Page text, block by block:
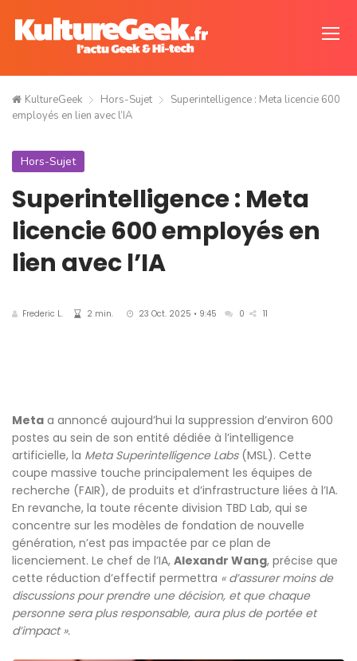
KultureGeek Hors-Sujet
Superintelligence : Meta licencie 600
employés en lien avec l’IA
Hors-Sujet
Superintelligence : Meta
licencie 600 employés en
lien avec l’IA
Frederic L. 2 min. 23 Oct. 2025 • 9:45 0 11
Meta a annoncé aujourd’hui la suppression d’environ 600
postes au sein de son entité dédiée à l’intelligence
artificielle, la Meta Superintelligence Labs(MSL). Cette
coupe massive touche principalement les équipes de
recherche (FAIR), de produits et d’infrastructure liées à l’IA.
En revanche, la toute récente division TBD Lab, qui se
concentre sur les modèles de fondation de nouvelle
génération, n’est pas impactée par ce plan de
licenciement. Le chef de l’IA, Alexandr Wang, précise que
cette réduction d’effectif permettra « d’assurer moins de
discussions pour prendre une décision, et que chaque
personne sera plus responsable, aura plus de portée et
d’impact ».